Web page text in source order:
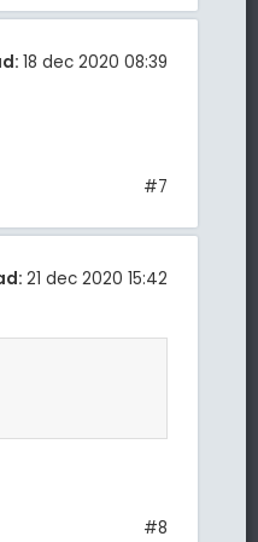
18 dec 2020 08:39
#7
21 dec 2020 15:42
#8